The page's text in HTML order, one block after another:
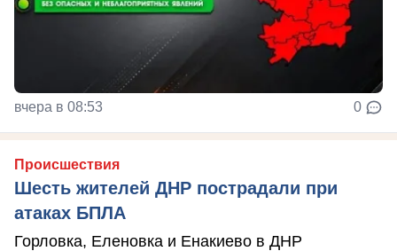
вчера в 08:53 0
Происшествия
Шесть жителей ДНР пострадали при
атаках БПЛА
Горловка, Еленовка и Енакиево в ДНР